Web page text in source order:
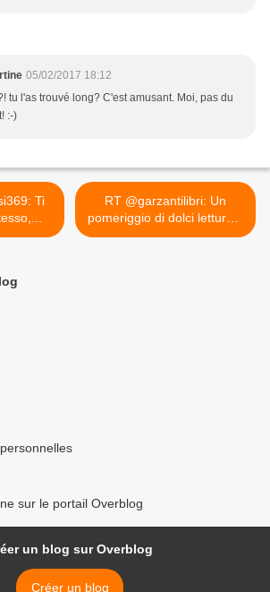
05/02/2017 18:12
tu l'as trouvé long? C'est amusant. Moi, pas du
:-)
RT @garzantilibri: Un
pomeriggio di dolci letture...
>
sur le portail Overblog
un blog sur Overblog
Créer un blog